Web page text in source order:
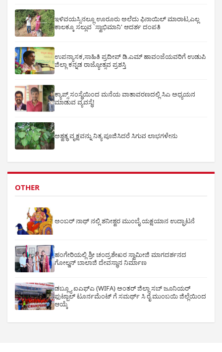
ಇಳಿವಯಸ್ಸಿನಲ್ಲೂ ಊರೂರು ಅಲೆದು ಫಿನಾಯಿಲ್ ಮಾರಾಟ,ಎಲ್ಲ
ಕಾಲಕ್ಕೂ ಸಲ್ಲುವ `ಸ್ವಾಭಿಮಾನಿ' ಆದರ್ಶ ದಂಪತಿ
ಉಪನ್ಯಾಸಕ,ಸಾಹಿತಿ ಪ್ರದೀಪ್ ಡಿ.ಎಮ್ ಹಾವಂಜೆಯವರಿಗೆ ಉಡುಪಿ
ಜಿಲ್ಲಾ ಕನ್ನಡ ರಾಜ್ಯೋತ್ಸವ ಪ್ರಶಸ್ತಿ
ಕ್ಯಾಪ್ಸ್ ಸಂಸ್ಥೆಯಿಂದ ಮನೆಯ ವಾತಾವರಣದಲ್ಲಿ ಸಿಎ ಅಧ್ಯಯನ
ಮಾಡುವ ವ್ಯವಸ್ಥೆ!
ಅಶ್ವತ್ಥ ವೃಕ್ಷವನ್ನು ನಿತ್ಯ ಪೂಜಿಸಿದರೆ ಸಿಗುವ ಲಾಭಗಳೇನು
OTHER
ಅಂಬರ್ ನಾಥ್ ನಲ್ಲಿ ಶನೀಶ್ವರ ಮುಂಬೈ ಯಕ್ಷಯಾನ ಉದ್ಘಾಟನೆ
ಹಂಗೇರಿಯಲ್ಲಿ ಶ್ರೀ ಚಂದ್ರಶೇಖರ ಸ್ವಾಮೀಜಿ ಮಾಗದರ್ಶನದ
ಗೋಲ್ಡನ್ ಬಾಲಾಜಿ ದೇವಸ್ಥಾನ ನಿರ್ಮಾಣ
ಡಬ್ಲ್ಯೂ ಐಎಫ್ಎ (WIFA) ಅಂತರ್ ಜಿಲ್ಲಾ ಸಬ್ ಜೂನಿಯರ್
ಫುಟ್ಬಾಲ್ ಟೂರ್ನಮೆಂಟ್ ಗೆ ಸಮರ್ಥ್ ಸಿ ರೈ ಮುಂಬಯಿ ಜಿಲ್ಲೆಯಿಂದ
ಆಯ್ಕೆ